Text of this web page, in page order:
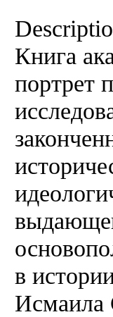
Книга
портрет
в
Исмаила